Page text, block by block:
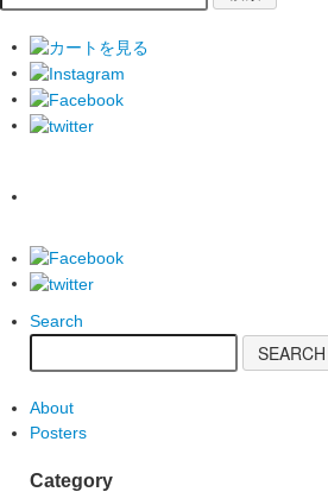
Search
About
Posters
Category